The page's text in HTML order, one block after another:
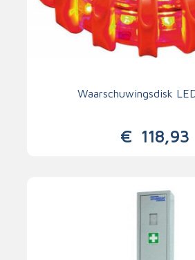
Waarschuwingsdisk
€ 118,93